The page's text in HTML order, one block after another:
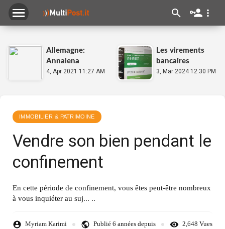
Allemagne:
Annalena
Baerbock
chancellerie
4, Apr 2021 11:27 AM
Les virements
bancaires
bloqués pendant
3, Mar 2024 12:30 PM
IMMOBILIER & PATRIMOINE
Vendre son bien pendant le
confinement
En cette période de confinement, vous êtes peut-être nombreux
à vous inquiéter au suj... ..
Myriam Karimi Publié 6 années depuis
2,648 Vues